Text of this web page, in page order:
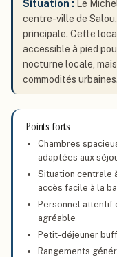
Situation : Le
centre-ville de
principale. Cette
accessible à pied
nocturne locale,
commodités urbaines.
Points forts
Chambres
adaptées aux
Situation centrale
accès facile à la
Personnel attentif
agréable
Petit-déjeuner
Rangements